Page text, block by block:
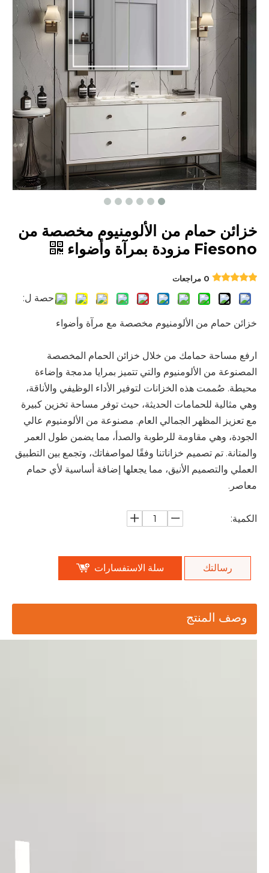
خزائن حمام من الألومنيوم مخصصة من
Fiesono مزودة بمرآة وأضواء
0 مراجعات
حصة ل:
خزائن حمام من الألومنيوم مخصصة مع مرآة وأضواء
ارفع مساحة حمامك من خلال خزائن الحمام المخصصة
المصنوعة من الألومنيوم والتي تتميز بمرايا مدمجة وإضاءة
محيطة. صُممت هذه الخزانات لتوفير الأداء الوظيفي والأناقة،
وهي مثالية للحمامات الحديثة، حيث توفر مساحة تخزين كبيرة
مع تعزيز المظهر الجمالي العام. مصنوعة من الألومنيوم عالي
الجودة، وهي مقاومة للرطوبة والصدأ، مما يضمن طول العمر
والمتانة. تم تصميم خزاناتنا وفقًا لمواصفاتك، وتجمع بين التطبيق
العملي والتصميم الأنيق، مما يجعلها إضافة أساسية لأي حمام
معاصر.
الكمية:
رسالتك سلة الاستفسارات
وصف المنتج